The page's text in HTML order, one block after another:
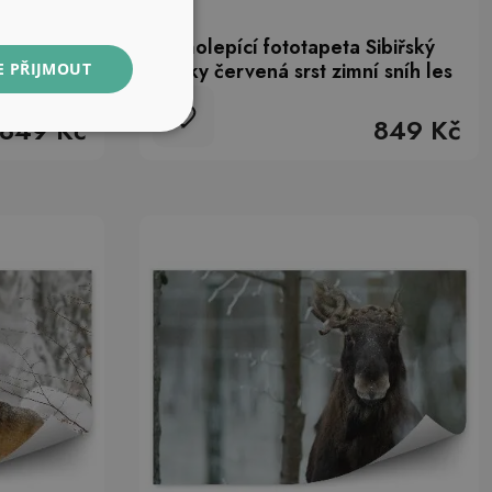
na
849 Kč
Samolepící fototapeta Sibiřský
husky červená srst zimní sníh les
849 Kč
PŘIJMOUT